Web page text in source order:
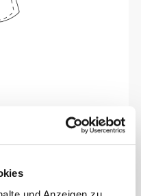
frei bewegen zu